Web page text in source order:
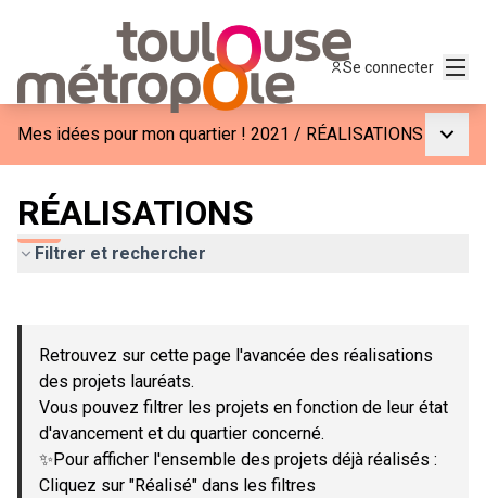
Se connecter
Mes idées pour mon quartier ! 2021 / RÉALISATIONS
RÉALISATIONS
Filtrer et rechercher
−
Retrouvez sur cette page l'avancée des réalisations
des projets lauréats.
Vous pouvez filtrer les projets en fonction de leur état
d'avancement et du quartier concerné.
✨Pour afficher l'ensemble des projets déjà réalisés :
Cliquez sur "Réalisé" dans les filtres